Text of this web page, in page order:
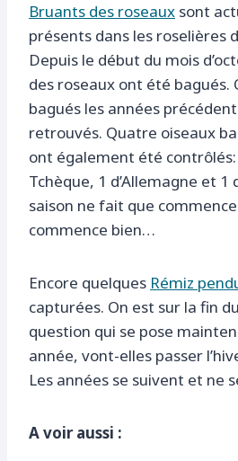
Bruants des roseaux sont
présents dans les roselières
Depuis le début du mois
des roseaux ont été bagués.
bagués les années
retrouvés. Quatre oiseaux
ont également été
Tchèque, 1 d’Allemagne et 1
saison ne fait que
commence bien…
Encore quelques Rémiz
capturées. On est sur la fin
question qui se pose
année, vont-elles passer
Les années se suivent et ne
A voir aussi :